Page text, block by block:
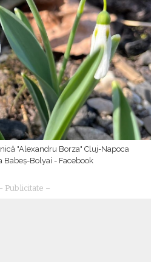
"Alexandru Borza" Cluj-Napoca
Babeș-Bolyai - Facebook
Publicitate –